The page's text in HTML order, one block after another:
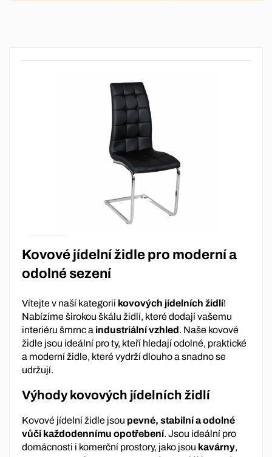
Kovové jídelní židle pro moderní a
odolné sezení
Vítejte v naší kategorii kovových jídelních židlí!
Nabízíme širokou škálu židlí, které dodají vašemu
interiéru šmrnc a industriální vzhled. Naše kovové
židle jsou ideální pro ty, kteří hledají odolné, praktické
a moderní židle, které vydrží dlouho a snadno se
udržují.
Výhody kovových jídelních židlí
Kovové jídelní židle jsou pevné, stabilní a odolné
vůči každodennímu opotřebení. Jsou ideální pro
domácnosti i komerční prostory, jako jsou kavárny,